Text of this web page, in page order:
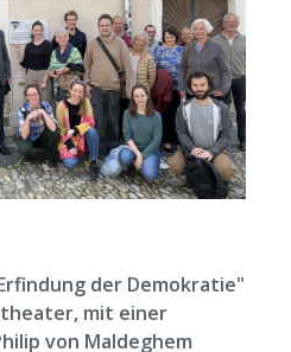
der Demokratie"
mit einer
von Maldeghem